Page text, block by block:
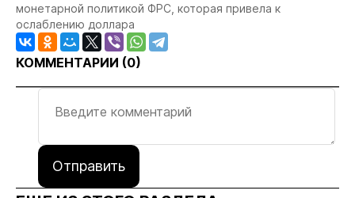
монетарной политикой ФРС, которая привела к
ослаблению доллара
КОММЕНТАРИИ (0)
Отправить